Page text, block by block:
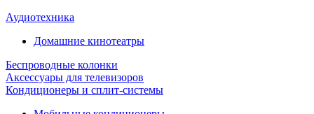
Аудиотехника
Домашние кинотеатры
Беспроводные колонки
Аксессуары для телевизоров
Кондиционеры и сплит-системы